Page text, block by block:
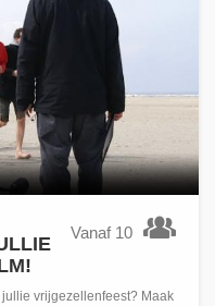
Vanaf 10
vrijgezellenfeest? Maak